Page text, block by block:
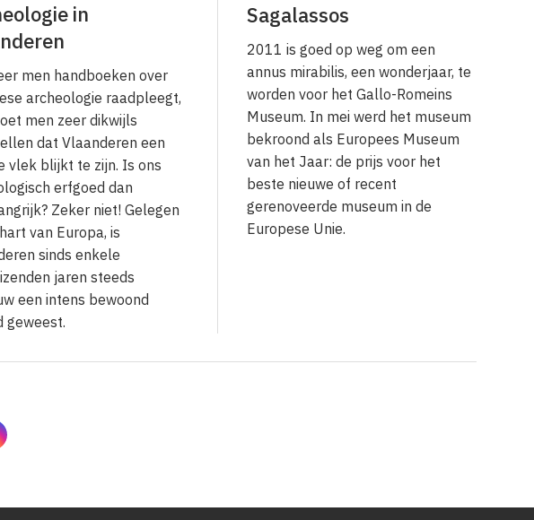
in
men handboeken over
archeologie raadpleegt,
men zeer dikwijls
dat Vlaanderen een
vlek blijkt te zijn. Is ons
erfgoed dan
Zeker niet! Gelegen
van Europa, is
sinds enkele
jaren steeds
een intens bewoond
geweest.
Sagalassos
2011 is goed op weg om een
annus mirabilis, een wonderjaar, te
worden voor het Gallo-Romeins
Museum. In mei werd het museum
bekroond als Europees Museum
van het Jaar: de prijs voor het
beste nieuwe of recent
gerenoveerde museum in de
Europese Unie.
Instagram